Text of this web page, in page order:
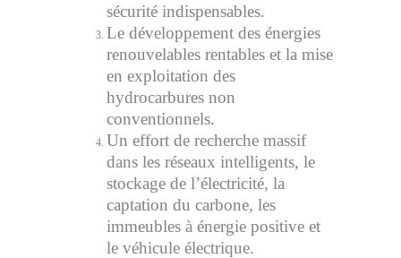
sécurité indispensables.
Le développement des énergies
renouvelables rentables et la mise
en exploitation des
hydrocarbures non
conventionnels.
Un effort de recherche massif
dans les réseaux intelligents, le
stockage de l’électricité, la
captation du carbone, les
immeubles à énergie positive et
le véhicule électrique.